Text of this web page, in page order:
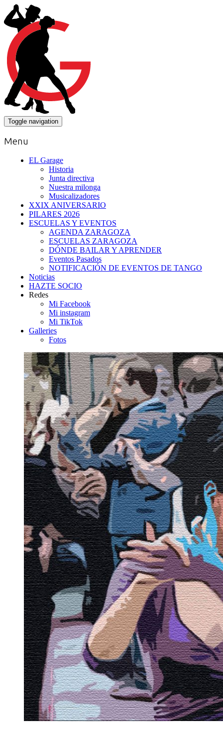
Toggle navigation
Menu
EL Garage
Historia
Junta directiva
Nuestra milonga
Musicalizadores
XXIX ANIVERSARIO
PILARES 2026
ESCUELAS Y EVENTOS
AGENDA ZARAGOZA
ESCUELAS ZARAGOZA
DÓNDE BAILAR Y APRENDER
Eventos Pasados
NOTIFICACIÓN DE EVENTOS DE TANGO
Noticias
HAZTE SOCIO
Redes
Mi Facebook
Mi instagram
Mi TikTok
Galleries
Fotos